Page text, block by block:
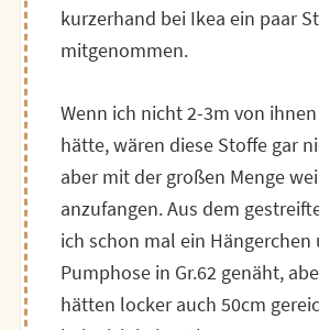
kurzerhand bei Ikea ein paar
mitgenommen.
Wenn ich nicht 2-3m von
hätte, wären diese Stoffe gar
aber mit der großen Menge
anzufangen. Aus dem
ich schon mal ein Hängerchen
Pumphose in Gr.62 genäht,
hätten locker auch 50cm